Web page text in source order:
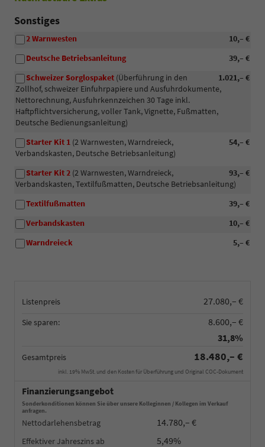
Listenpreis 27.080,– €
Sie sparen:
8.600,– €
31,8%
Gesamtpreis 18.480,– €
inkl. 19% MwSt. und den Kosten für Überführung und Original COC-Dokument
Finanzierungsangebot
Sonderkonditionen können Sie über unsere Kolleginnen / Kollegen im Verkauf
anfragen.
Nettodarlehensbetrag 14.780,– €
Effektiver Jahreszins 5,49%
Sonstiges
10,– €
2 Warnwesten
39,– €
Deutsche Betriebsanleitung
1.021,– €
Schweizer Sorglospaket (Überführung in den
Zollhof, schweizer Einfuhrpapiere und Ausfuhrdokumente,
Nettorechnung, Ausfuhrkennzeichen 30 Tage inkl.
Haftpflichtversicherung, voller Tank, Vignette, Fußmatten,
Deutsche Bedienungsanleitung)
54,– €
Starter Kit 1 (2 Warnwesten, Warndreieck,
Verbandskasten, Deutsche Betriebsanleitung)
93,– €
Starter Kit 2 (2 Warnwesten, Warndreieck,
Verbandskasten, Textilfußmatten, Deutsche Betriebsanleitung)
39,– €
Textilfußmatten
10,– €
Verbandskasten
5,– €
Warndreieck